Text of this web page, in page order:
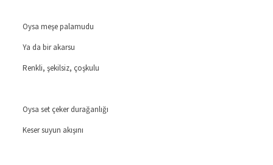
Oysa meşe palamudu
Ya da bir akarsu
Renkli, şekilsiz, çoşkulu
Oysa set çeker durağanlığı
Keser suyun akışını